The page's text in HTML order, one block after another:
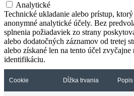
Analytické
Technické ukladanie alebo prístup,
anonymné analytické účely. Bez
splnenia požiadaviek zo strany
alebo dodatočných záznamov od tretej
alebo získané len na tento účel
identifikáciu.
Cookie Dĺžka trvania Popis